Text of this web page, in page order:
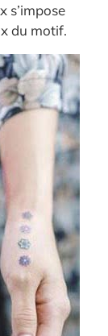
s’impose
du motif.